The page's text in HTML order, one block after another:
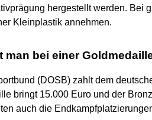
hergestellt werden. Bei
Kleinplastik annehmen.
man bei einer
(DOSB) zahlt dem
bringt 15.000 Euro und der
auch die